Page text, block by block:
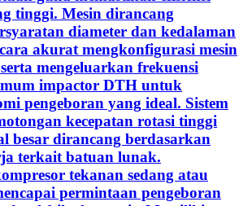
tinggi. Mesin dirancang
diameter dan kedalaman
akurat mengkonfigurasi mesin
mengeluarkan frekuensi
impactor DTH untuk
pengeboran yang ideal. Sistem
kecepatan rotasi tinggi
besar dirancang berdasarkan
terkait batuan lunak.
tekanan sedang atau
permintaan pengeboran